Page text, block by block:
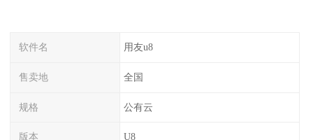
软件名 用友u8
售卖地 全国
规格 公有云
版本 U8